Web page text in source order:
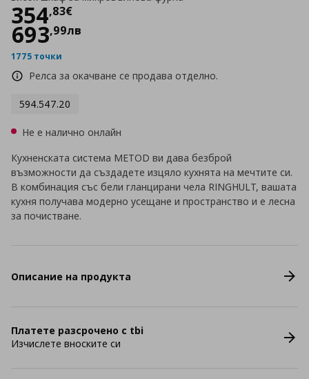
354,83€
Цена
693,99лв
1775 точки
Релса за окачване се продава отделно.
594.547.20
Не е налично онлайн
Кухненската система METOD ви дава безброй
възможности да създадете изцяло кухнята на мечтите си.
В комбинация със бели гланцирани чела RINGHULT, вашата
кухня получава модерно усещане и пространство и е лесна
за почистване.
Описание на продукта
Платете разсрочено с tbi
Изчислете вноските си